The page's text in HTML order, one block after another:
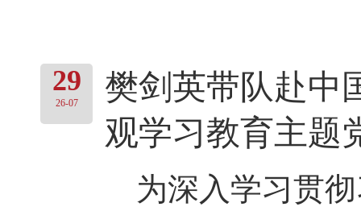
29
26-07
樊剑英带队赴中
观学习教育主题
为深入学习贯彻